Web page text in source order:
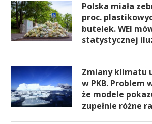
Polska miała
proc.
butelek. WEI
statystycznej
Zmiany klimatu
w PKB. Problem
że modele
zupełnie różne